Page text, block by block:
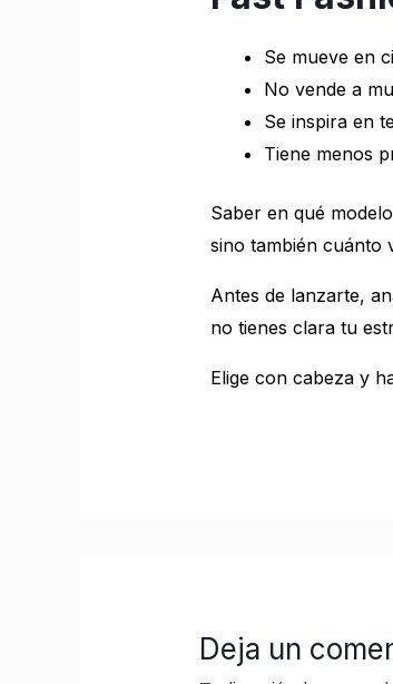
Se mueve en
No vende a
Se inspira en
Tiene menos
Saber en qué
sino también cuánto
Antes de lanzarte,
no tienes clara tu
Elige con cabeza y
Deja un